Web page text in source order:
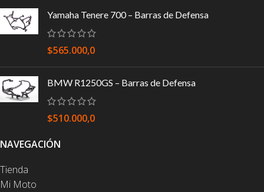
Yamaha Tenere 700 – Barras de Defensa
$565.000,0
BMW R1250GS – Barras de Defensa
$510.000,0
NAVEGACIÓN
Tienda
Mi Moto